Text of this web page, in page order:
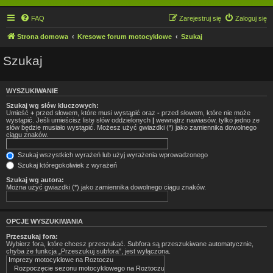
FAQ Zaloguj się
Zarejestruj się
Strona domowa Kresowe forum motocyklowe Szukaj
Szukaj
WYSZUKIWANIE
Szukaj wg słów kluczowych:
Umieść + przed słowem, które musi wystąpić oraz - przed słowem, które nie może
wystąpić. Jeśli umieścisz listę słów oddzielonych | wewnątrz nawiasów, tylko jedno ze
słów będzie musiało wystąpić. Możesz użyć gwiazdki (*) jako zamiennika dowolnego
ciągu znaków.
Szukaj wszystkich wyrażeń lub użyj wyrażenia wprowadzonego
Szukaj któregokolwiek z wyrażeń
Szukaj wg autora:
Można użyć gwiazdki (*) jako zamiennika dowolnego ciągu znaków.
OPCJE WYSZUKIWANIA
Przeszukaj fora:
Wybierz fora, które chcesz przeszukać. Subfora są przeszukiwane automatycznie,
chyba że funkcja „Przeszukuj subfora”, jest wyłączona.